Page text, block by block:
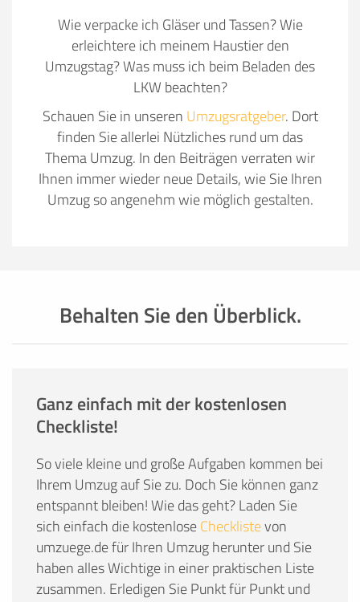
Wie verpacke ich Gläser und Tassen? Wie
erleichtere ich meinem Haustier den
Umzugstag? Was muss ich beim Beladen des
LKW beachten?
Schauen Sie in unseren Umzugsratgeber. Dort
finden Sie allerlei Nützliches rund um das
Thema Umzug. In den Beiträgen verraten wir
Ihnen immer wieder neue Details, wie Sie Ihren
Umzug so angenehm wie möglich gestalten.
Behalten Sie den Überblick.
Ganz einfach mit der kostenlosen
Checkliste!
So viele kleine und große Aufgaben kommen bei
Ihrem Umzug auf Sie zu. Doch Sie können ganz
entspannt bleiben! Wie das geht? Laden Sie
sich einfach die kostenloseChecklistevon
umzuege.de für Ihren Umzug herunter und Sie
haben alles Wichtige in einer praktischen Liste
zusammen. Erledigen Sie Punkt für Punkt und